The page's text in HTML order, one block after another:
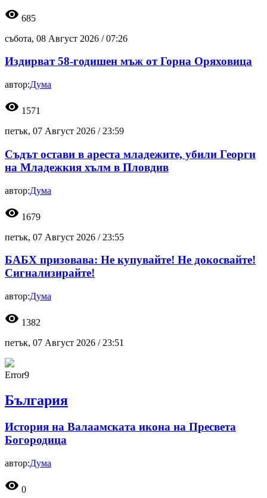
visibility 685
събота, 08 Август 2026 /07:26
Издирват 58-годишен мъж от Горна Оряховица
автор:Дума
visibility 1571
петък, 07 Август 2026 / 23:59
Съдът остави в ареста младежите, убили Георги
на Младежкия хълм в Пловдив
автор:Дума
visibility 1679
петък, 07 Август 2026 / 23:55
БАБХ призовава: Не купувайте! Не докосвайте!
Сигнализирайте!
автор:Дума
visibility 1382
петък, 07 Август 2026 / 23:51
Error9
България
История на Валаамската икона на Пресвета
Богородица
автор:Дума
visibility 0